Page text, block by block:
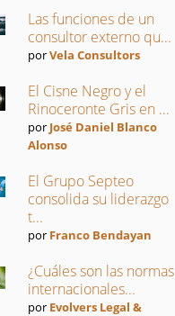
Las funciones de un
consultor externo qu...
porVela Consultors
El Cisne Negro y el
Rinoceronte Gris en ...
por José Daniel Blanco
Alonso
El Grupo Septeo
consolida su liderazgo
t...
por Franco Bendayan
¿Cuáles son las normas
internacionales...
por Evolvers Legal &